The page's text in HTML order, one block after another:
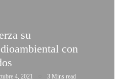
su
con
4, 2021 3 Mins read